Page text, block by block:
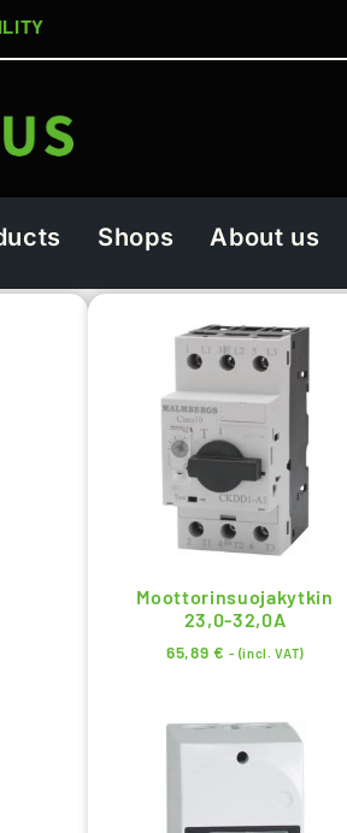
Shops About us
Moottorinsuojakytkin
23,0-32,0A
65,89€ - (incl. VAT)